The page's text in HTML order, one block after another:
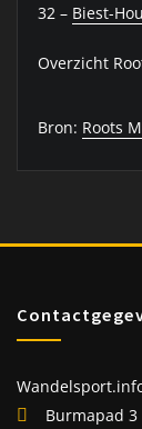
32 – Biest-
Overzicht
Bron: Roots
Burmapad 3